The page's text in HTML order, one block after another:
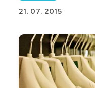
21. 07. 2015